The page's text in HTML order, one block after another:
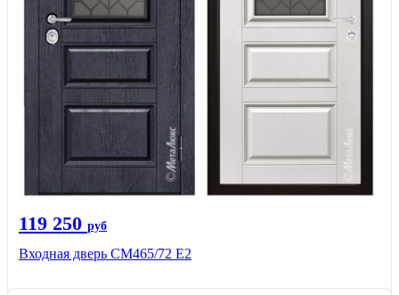
119 250 руб
Входная дверь СМ465/72 Е2